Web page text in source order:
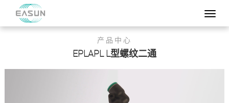
产品中心
EPLAPL L型螺纹二通